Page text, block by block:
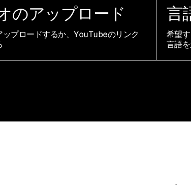
のアップロード
ップロードするか、YouTubeのリンク
言
希望
言語を